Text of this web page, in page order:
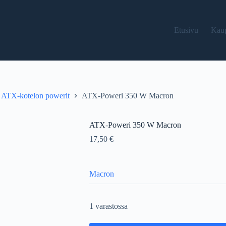
Etusivu
ATX-kotelon powerit ATX-Poweri 350 W Macron
ATX-Poweri 350 W Macron
17,50 €
Macron
1 varastossa